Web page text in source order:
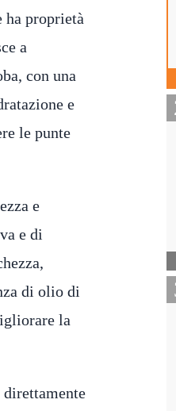
proprietà
a
con una
e
le punte
e
e di
di olio di
la